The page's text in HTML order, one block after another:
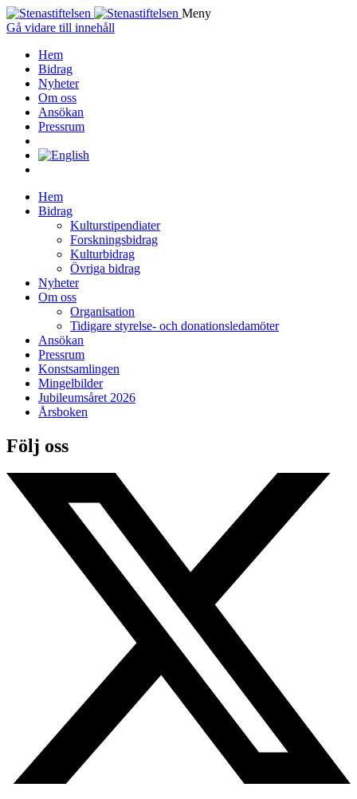
Meny
Gå vidare till innehåll
Hem
Bidrag
Nyheter
Om oss
Ansökan
Pressrum
Hem
Bidrag
Kulturstipendiater
Forskningsbidrag
Kulturbidrag
Övriga bidrag
Nyheter
Om oss
Organisation
Tidigare styrelse- och donationsledamöter
Ansökan
Pressrum
Konstsamlingen
Mingelbilder
Jubileumsåret 2026
Årsboken
Följ oss